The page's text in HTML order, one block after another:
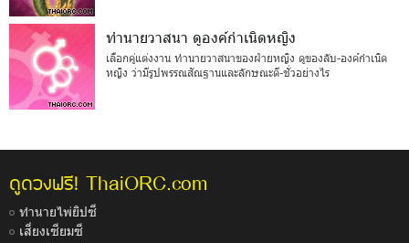
ทำนายวาสนา ดูองค์กำเนิดหญิง
เลือกคู่แต่งงาน ทำนายวาสนาของฝ่ายหญิง ดูของลับ-องค์กำเนิด
หญิง ว่ามีรูปพรรณสัณฐานและลักษณะดี-ชั่วอย่างไร
ดูดวงฟรี! ThaiORC.com
ทำนายไพ่ยิปซี
เสี่ยงเซียมซี